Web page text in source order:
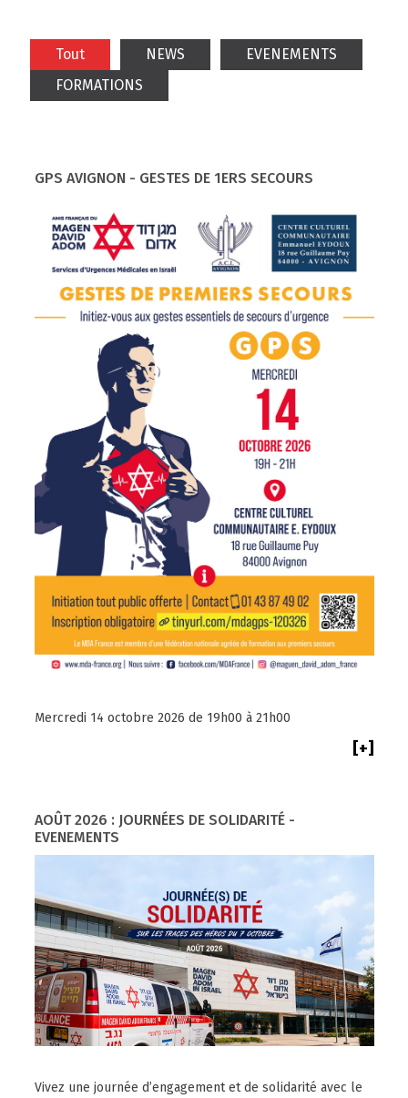
Tout NEWS
EVENEMENTS
FORMATIONS
GPS AVIGNON - GESTES DE 1ERS SECOURS
Mercredi 14 octobre 2026 de 19h00 à 21h00
[+]
AOÛT 2026 : JOURNÉES DE SOLIDARITÉ -
EVENEMENTS
Vivez une journée d’engagement et de solidarité avec le